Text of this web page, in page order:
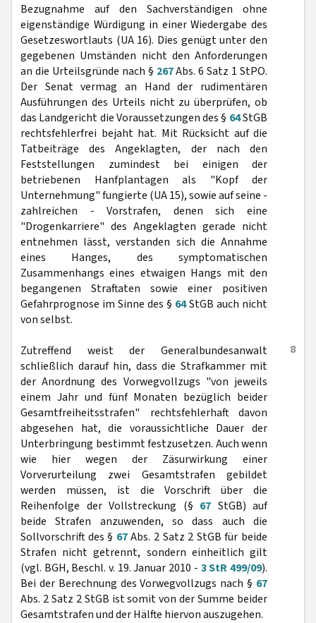
Bezugnahme auf den Sachverständigen ohne
eigenständige Würdigung in einer Wiedergabe des
Gesetzeswortlauts (UA 16). Dies genügt unter den
gegebenen Umständen nicht den Anforderungen
an die Urteilsgründe nach § 267Abs. 6 Satz 1 StPO.
Der Senat vermag an Hand der rudimentären
Ausführungen des Urteils nicht zu überprüfen, ob
das Landgericht die Voraussetzungen des § 64StGB
rechtsfehlerfrei bejaht hat. Mit Rücksicht auf die
Tatbeiträge des Angeklagten, der nach den
Feststellungen zumindest bei einigen der
betriebenen Hanfplantagen als "Kopf der
Unternehmung" fungierte (UA 15), sowie auf seine -
zahlreichen - Vorstrafen, denen sich eine
"Drogenkarriere" des Angeklagten gerade nicht
entnehmen lässt, verstanden sich die Annahme
eines Hanges, des symptomatischen
Zusammenhangs eines etwaigen Hangs mit den
begangenen Straftaten sowie einer positiven
Gefahrprognose im Sinne des § 64StGB auch nicht
von selbst.
8
Zutreffend weist der Generalbundesanwalt
schließlich darauf hin, dass die Strafkammer mit
der Anordnung des Vorwegvollzugs "von jeweils
einem Jahr und fünf Monaten bezüglich beider
Gesamtfreiheitsstrafen" rechtsfehlerhaft davon
abgesehen hat, die voraussichtliche Dauer der
Unterbringung bestimmt festzusetzen. Auch wenn
wie hier wegen der Zäsurwirkung einer
Vorverurteilung zwei Gesamtstrafen gebildet
werden müssen, ist die Vorschrift über die
Reihenfolge der Vollstreckung (§ 67 StGB) auf
beide Strafen anzuwenden, so dass auch die
Sollvorschrift des § 67Abs. 2 Satz 2 StGB für beide
Strafen nicht getrennt, sondern einheitlich gilt
(vgl. BGH, Beschl. v. 19. Januar 2010 - 3 StR 499/09).
Bei der Berechnung des Vorwegvollzugs nach § 67
Abs. 2 Satz 2 StGB ist somit von der Summe beider
Gesamtstrafen und der Hälfte hiervon auszugehen.